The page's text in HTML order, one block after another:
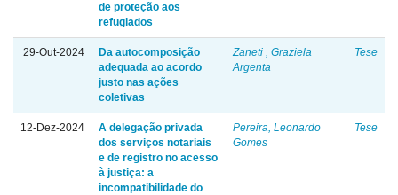
de proteção aos
refugiados
29-Out-2024
Da autocomposição
adequada ao acordo
justo nas ações
coletivas
Zaneti , Graziela
Argenta
Tese
12-Dez-2024
A delegação privada
dos serviços notariais
e de registro no acesso
à justiça: a
incompatibilidade do
Pereira, Leonardo
Gomes
Tese